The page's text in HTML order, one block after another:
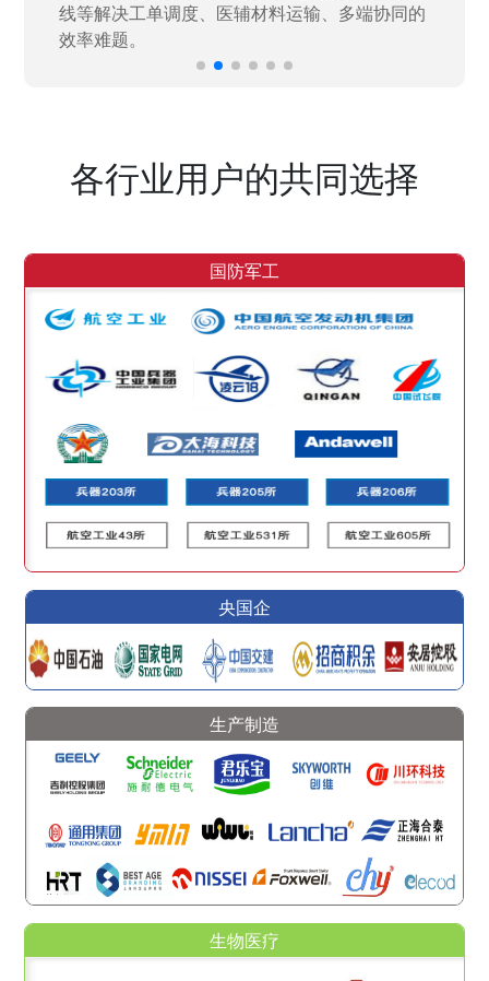
各行业用户的共同选择
国防军工
央国企
生产制造
生物医疗